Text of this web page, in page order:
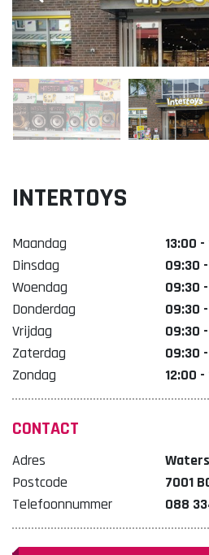
Gratis Shuttle
Organisatie
INTERTOYS
Maandag
13:00 -
Dinsdag
09:30
Woendag
09:30
Donderdag
09:30
Vrijdag
09:30
Zaterdag
09:30
Zondag
12:00 -
CONTACT
Adres
Postcode
7001
Telefoonnummer
088